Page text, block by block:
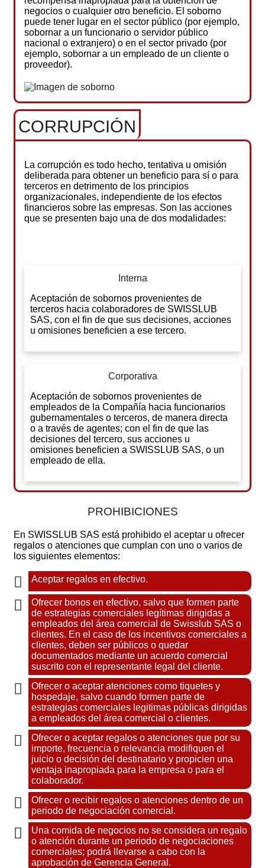
negocios o cualquier otro beneficio. El soborno
puede tener lugar en el sector público (por ejemplo,
sobornar a un funcionario o servidor público
nacional o extranjero) o en el sector privado (por
ejemplo, sobornar a un empleado de un cliente o
proveedor).
CORRUPCIÓN
La corrupción es todo hecho, tentativa u omisión
deliberada para obtener un beneficio para sí o para
terceros en detrimento de los principios
organizacionales, independiente de los efectos
financieros sobre las empresas. Son las acciones
que se presenten bajo una de dos modalidades:
Interna
Aceptación de sobornos provenientes de
terceros hacia colaboradores de SWISSLUB
SAS, con el fin de que sus decisiones, acciones
u omisiones beneficien a ese tercero.
Corporativa
Aceptación de sobornos provenientes de
empleados de la Compañía hacia funcionarios
gubernamentales o terceros, de manera directa
o a través de agentes; con el fin de que las
decisiones del tercero, sus acciones u
omisiones beneficien a SWISSLUB SAS, o un
empleado de ella.
PROHIBICIONES
En SWISSLUB SAS está prohibido el aceptar u ofrecer
regalos o atenciones que cumplan con uno o varios de
los siguientes elementos:
Aceptar regalos en efectivo.
Ofrecer bonos en efectivo, salvo que formen parte
de estrategias comerciales legítimas dirigidas a
empleados del área comercial de Swisslub SAS o
clientes. En el caso de los incentivos comerciales a
clientes, deben ser públicos o quedar
documentados mediante un acuerdo comercial
suscrito con el representante legal del cliente.
Ofrecer o aceptar atenciones como tiquetes y
hospedaje, salvo cuando formen parte de
estrategias comerciales legitimas públicas dirigidas
a empleados del área comercial o clientes.
Ofrecer o aceptar regalos o atenciones que por su
importe, frecuencia o relevancia modifiquen el
juicio o decisión del destinatario y propicien una
ventaja inapropiada para la empresa o para el
colaborador.
Ofrecer o recibir regalos o atenciones dentro de un
periodo de negociación comercial.
Una comida de negocios no se considera un regalo
o atención durante un periodo de negociaciones
comerciales; podrá llevarse a cabo con la
aprobación de Gerencia General.